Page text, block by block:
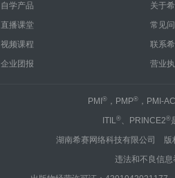
自学产品
直播课堂
视频课程
企业团报
关于
常见
联系
营业
PMI ®，PMP®，PMI-
ITIL®、PRINCE2®
湖南希赛网络科技有限公司
违法和不良信